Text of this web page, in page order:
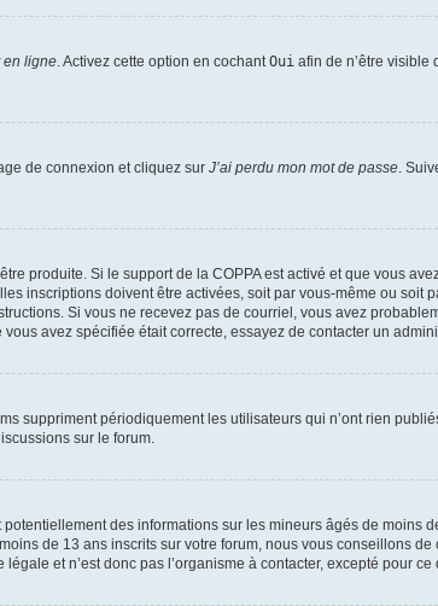
en ligne. Activez cette option en cochantOui afin de n’être visible
de connexion et cliquez sur J’ai perdu mon mot de passe.
produite. Si le support de la COPPA est activé et que vous
inscriptions doivent être activées, soit par vous-même ou soit
Si vous ne recevez pas de courriel, vous avez
avez spécifiée était correcte, essayez de contacter un
suppriment périodiquement les utilisateurs qui n’ont rien
sur le forum.
des informations sur les mineurs âgés de moins
de 13 ans inscrits sur votre forum, nous vous conseillons
et n’est donc pas l’organisme à contacter, excepté pour